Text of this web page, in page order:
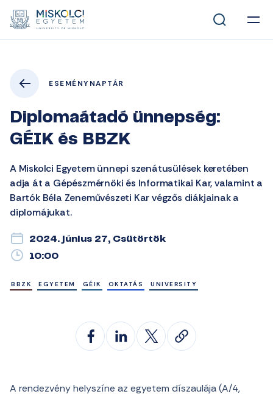
ESEMÉNYNAPTÁR
Diplomaátadó ünnepség:
GÉIK és BBZK
A Miskolci Egyetem ünnepi szenátusülések keretében
adja át a Gépészmérnöki és Informatikai Kar, valamint a
Bartók Béla Zeneművészeti Kar végzős diákjainak a
diplomájukat.
2024. június 27, Csütörtök
10:00
BBZK EGYETEM GÉIK OKTATÁS UNIVERSITY
A rendezvény helyszíne az egyetem díszaulája (A/4,